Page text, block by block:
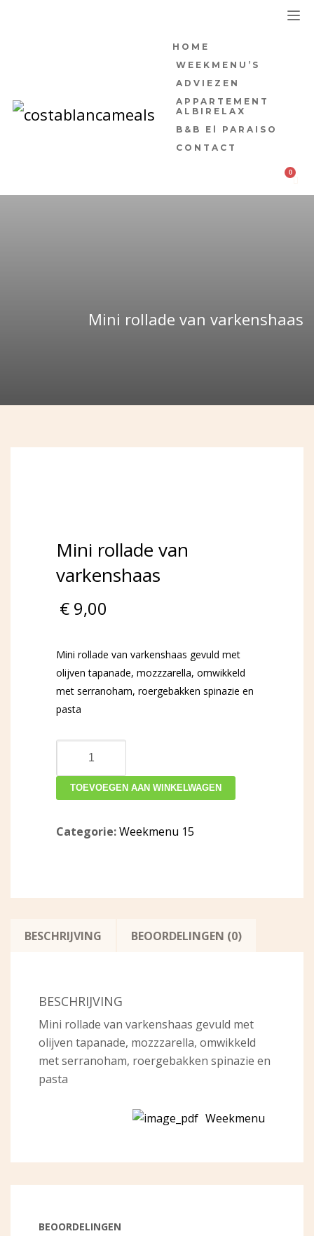
HOME
WEEKMENU’S
ADVIEZEN
APPARTEMENT
ALBIRELAX
B&B El PARAISO
CONTACT
Mini rollade van varkenshaas
Mini rollade van
varkenshaas
€ 9,00
Mini rollade van varkenshaas gevuld met
olijven tapanade, mozzzarella, omwikkeld
met serranoham, roergebakken spinazie en
pasta
rollade
van
varkenshaas
TOEVOEGEN AAN WINKELWAGEN
Categorie:Weekmenu 15
BESCHRIJVING BEOORDELINGEN (0)
BESCHRIJVING
Mini rollade van varkenshaas gevuld met
olijven tapanade, mozzzarella, omwikkeld
met serranoham, roergebakken spinazie en
pasta
Weekmenu
BEOORDELINGEN